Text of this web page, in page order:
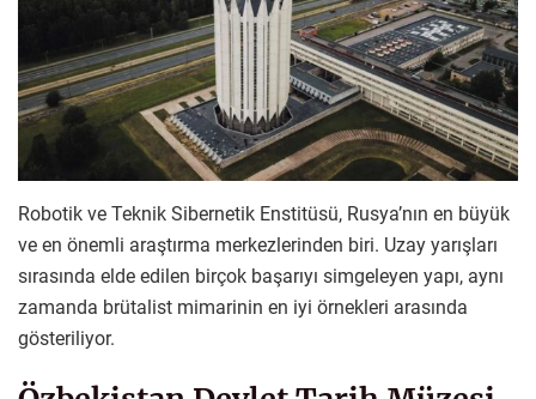
Robotik ve Teknik Sibernetik Enstitüsü, Rusya’nın en büyük
ve en önemli araştırma merkezlerinden biri. Uzay yarışları
sırasında elde edilen birçok başarıyı simgeleyen yapı, aynı
zamanda brütalist mimarinin en iyi örnekleri arasında
gösteriliyor.